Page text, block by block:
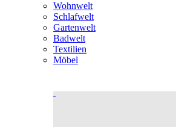
Wohnwelt
Schlafwelt
Gartenwelt
Badwelt
Textilien
Möbel